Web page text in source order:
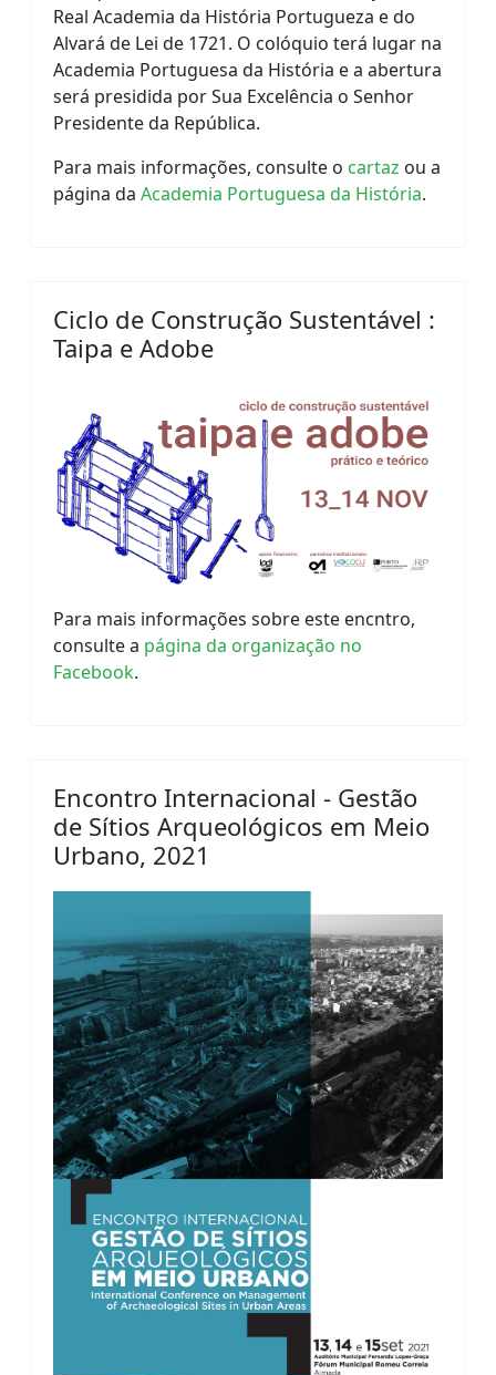
Real Academia da História Portugueza e do
Alvará de Lei de 1721. O colóquio terá lugar na
Academia Portuguesa da História e a abertura
será presidida por Sua Excelência o Senhor
Presidente da República.
Para mais informações, consulte o cartaz ou a
página da Academia Portuguesa da História.
Ciclo de Construção Sustentável :
Taipa e Adobe
Para mais informações sobre este encntro,
consulte a página da organização no
Facebook.
Encontro Internacional - Gestão
de Sítios Arqueológicos em Meio
Urbano, 2021